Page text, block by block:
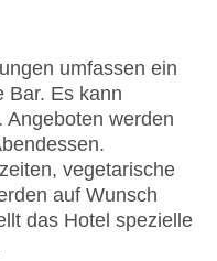
1
148
Außenpool, Indoor
am Pool,
umfassen ein
Bar. Es kann
Angeboten werden
vegetarische
auf Wunsch
das Hotel spezielle